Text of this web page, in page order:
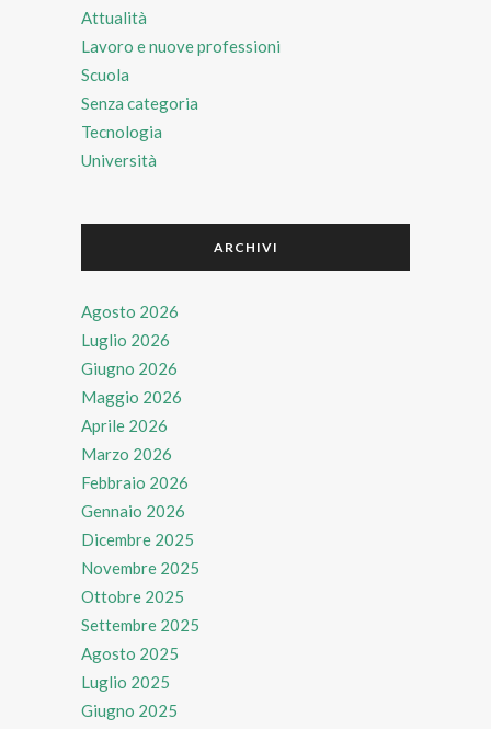
Attualità
Lavoro e nuove professioni
Scuola
Senza categoria
Tecnologia
Università
ARCHIVI
Agosto 2026
Luglio 2026
Giugno 2026
Maggio 2026
Aprile 2026
Marzo 2026
Febbraio 2026
Gennaio 2026
Dicembre 2025
Novembre 2025
Ottobre 2025
Settembre 2025
Agosto 2025
Luglio 2025
Giugno 2025